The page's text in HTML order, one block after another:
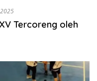
Tercoreng oleh